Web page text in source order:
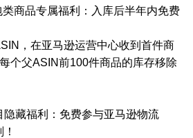
商品专属福利：入库后半年内免费
，在亚马逊运营中心收到首件商
个父ASIN前100件商品的库存移除
隐藏福利：免费参与亚马逊物流